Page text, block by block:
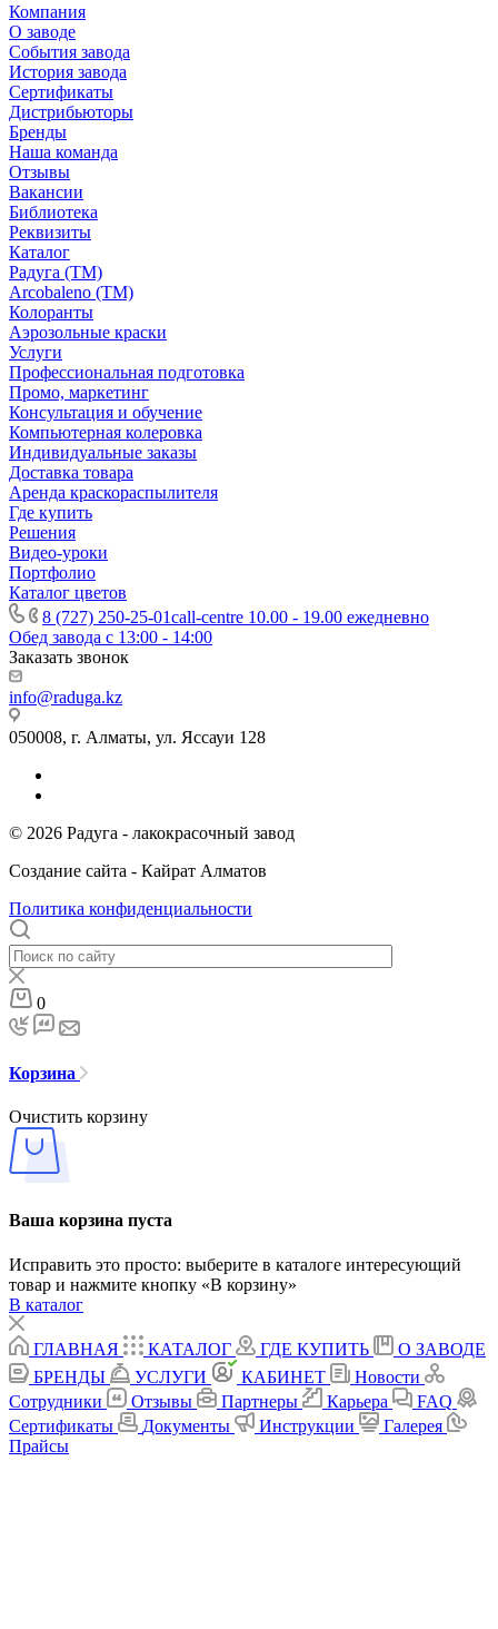
Компания
О заводе
События завода
История завода
Сертификаты
Дистрибьюторы
Бренды
Наша команда
Отзывы
Вакансии
Библиотека
Реквизиты
Каталог
Радуга (ТМ)
Arcobaleno (ТМ)
Колоранты
Аэрозольные краски
Услуги
Профессиональная подготовка
Промо, маркетинг
Консультация и обучение
Компьютерная колеровка
Индивидуальные заказы
Доставка товара
Аренда краскораспылителя
Где купить
Решения
Видео-уроки
Портфолио
Каталог цветов
8 (727) 250-25-01call-centre 10.00 - 19.00 ежедневно
Обед завода с 13:00 - 14:00
Заказать звонок
info@raduga.kz
050008, г. Алматы, ул. Яссауи 128
© 2026 Радуга - лакокрасочный завод
Создание сайта - Кайрат Алматов
Политика конфиденциальности
0
Корзина
Очистить корзину
Ваша корзина пуста
Исправить это просто: выберите в каталоге интересующий
товар и нажмите кнопку «В корзину»
В каталог
ГЛАВНАЯ КАТАЛОГ ГДЕ КУПИТЬ
О ЗАВОДЕ
БРЕНДЫ
УСЛУГИ КАБИНЕТ
Новости
Сотрудники
Отзывы Партнеры Карьера
FAQ
Сертификаты
Документы Инструкции
Галерея
Прайсы